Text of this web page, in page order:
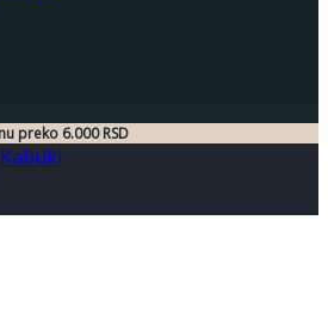
preko 6.000 RSD
Kabuki